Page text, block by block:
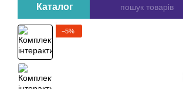
Каталог
−5%